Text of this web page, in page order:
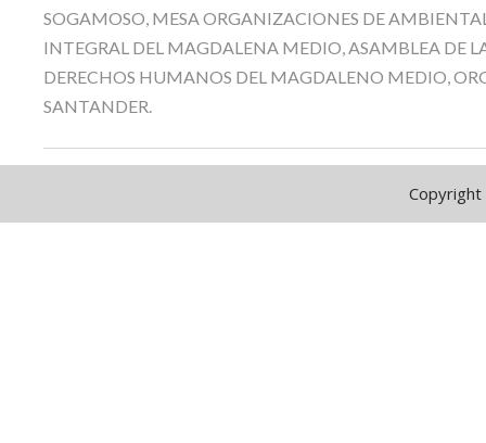
SOGAMOSO, MESA ORGANIZACIONES DE
INTEGRAL DEL MAGDALENA MEDIO, ASAMBLEA DE
DERECHOS HUMANOS DEL MAGDALENO MEDIO,
SANTANDER.
Copyright